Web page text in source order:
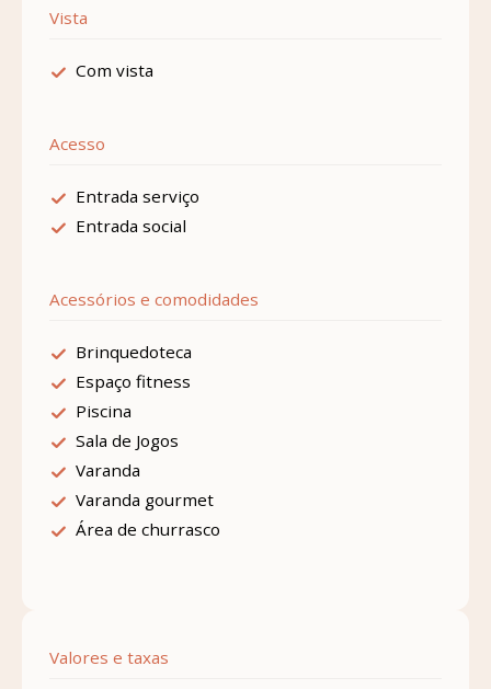
Vista
Com vista
Acesso
Entrada serviço
Entrada social
Acessórios e comodidades
Brinquedoteca
Espaço fitness
Piscina
Sala de Jogos
Varanda
Varanda gourmet
Área de churrasco
Valores e taxas